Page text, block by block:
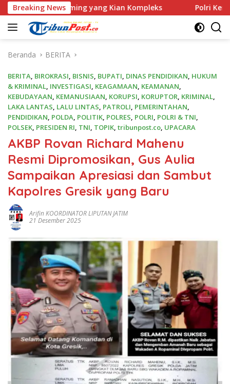
Langsung
ke
konten
Breaking News
yang Kian Kompleks Polri Kerahkan 372 Taruna
Beranda BERITA
BERITA, BIROKRASI, BISNIS, BUPATI, DINAS PENDIDIKAN, HUKUM
& KRIMINAL, INVESTIGASI, KEAGAMAAN, KEAMANAN,
KEBUDAYAAN, KEMANUSIAAN, KORUPSI, KORUPTOR, KRIMINAL,
LAKA LANTAS, LALU LINTAS, PATROLI, PEMERINTAHAN,
PENDIDIKAN, POLDA, POLITIK, POLRES, POLRI, POLRI & TNI,
POLSEK, PRESIDEN RI, TNI, TOPIK, tribunpost.co, UPACARA
AKBP Rovan Richard Mahenu
Resmi Dipromosikan, Gus Aulia
Sampaikan Apresiasi dan Sambut
Kapolres Gresik yang Baru
Arifin KOORDINATOR LIPUTAN JATIM
21 Desember 2025